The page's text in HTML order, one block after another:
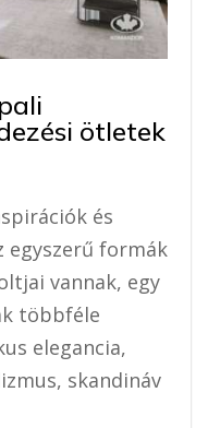
ötletek
és
egyszerű formák
vannak, egy
többféle
elegancia,
skandináv